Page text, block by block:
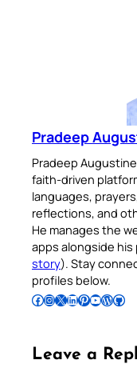
Pradeep
Pradeep
faith-driven
languages,
reflections, and
He manages the
apps alongside
story). Stay
profiles below.
Follow Pradeep on Facebook Follow Pradeep on InstagramFollow Pradeep on X Follow Pradeep on LinkedIn Follow Pradeep on Pinterest Subscribe to Pradeep’s Youtube Channel Follow Pradeep on WordPress Follow Pradeep on GitHub
Leave a